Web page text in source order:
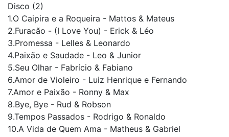
Disco (2)
1.O Caipira e a Roqueira - Mattos & Mateus
2.Furacão - (I Love You) - Erick & Léo
3.Promessa - Lelles & Leonardo
4.Paixão e Saudade - Leo & Junior
5.Seu Olhar - Fabrício & Fabiano
6.Amor de Violeiro - Luiz Henrique e Fernando
7.Amor e Paixão - Ronny & Max
8.Bye, Bye - Rud & Robson
9.Tempos Passados - Rodrigo & Ronaldo
10.A Vida de Quem Ama - Matheus & Gabriel